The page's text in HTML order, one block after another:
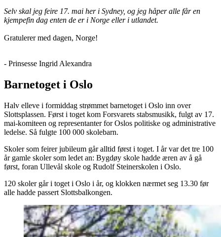
Selv skal jeg feire 17. mai her i Sydney, og jeg håper alle får en
kjempefin dag enten de er i Norge eller i utlandet.
Gratulerer med dagen, Norge!
- Prinsesse Ingrid Alexandra
Barnetoget i Oslo
Halv elleve i formiddag strømmet barnetoget i Oslo inn over
Slottsplassen. Først i toget kom Forsvarets stabsmusikk, fulgt av 17.
mai-komiteen og representanter for Oslos politiske og administrative
ledelse. Så fulgte 100 000 skolebarn.
Skoler som feirer jubileum går alltid først i toget. I år var det tre 100
år gamle skoler som ledet an: Bygdøy skole hadde æren av å gå
først, foran Ullevål skole og Rudolf Steinerskolen i Oslo.
120 skoler går i toget i Oslo i år, og klokken nærmet seg 13.30 før
alle hadde passert Slottsbalkongen.